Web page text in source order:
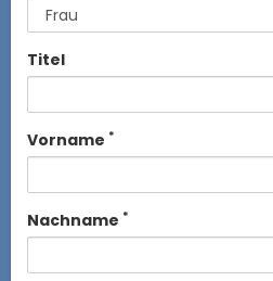
Titel
Vorname *
Nachname *